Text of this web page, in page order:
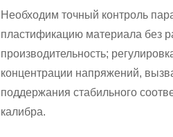
Необходим точный контроль
пластификацию материала без
производительность;
концентрации напряжений,
поддержания стабильного
калибра.